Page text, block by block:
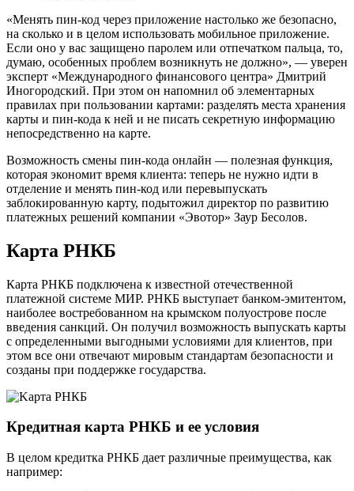
«Менять пин-код через приложение настолько же безопасно,
на сколько и в целом использовать мобильное приложение.
Если оно у вас защищено паролем или отпечатком пальца, то,
думаю, особенных проблем возникнуть не должно», — уверен
эксперт «Международного финансового центра» Дмитрий
Иногородский. При этом он напомнил об элементарных
правилах при пользовании картами: разделять места хранения
карты и пин-кода к ней и не писать секретную информацию
непосредственно на карте.
Возможность смены пин-кода онлайн — полезная функция,
которая экономит время клиента: теперь не нужно идти в
отделение и менять пин-код или перевыпускать
заблокированную карту, подытожил директор по развитию
платежных решений компании «Эвотор» Заур Бесолов.
Карта РНКБ
Карта РНКБ подключена к известной отечественной
платежной системе МИР. РНКБ выступает банком-эмитентом,
наиболее востребованном на крымском полуострове после
введения санкций. Он получил возможность выпускать карты
с определенными выгодными условиями для клиентов, при
этом все они отвечают мировым стандартам безопасности и
созданы при поддержке государства.
Кредитная карта РНКБ и ее условия
В целом кредитка РНКБ дает различные преимущества, как
например: